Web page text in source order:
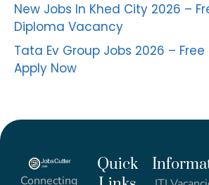
New Jobs In Khed City 2026 –
Diploma Vacancy
Tata Ev Group Jobs 2026 –
Apply Now
Connecting
Quick